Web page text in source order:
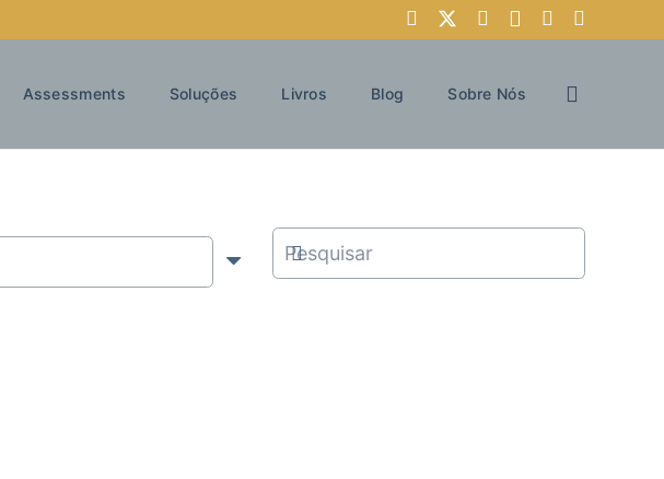
Assessments Soluções Livros Blog Sobre Nós